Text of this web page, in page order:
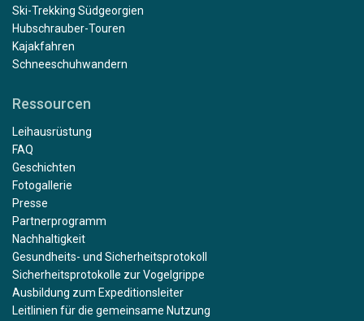
Ski-Trekking Südgeorgien
Hubschrauber-Touren
Kajakfahren
Schneeschuhwandern
Ressourcen
Leihausrüstung
FAQ
Geschichten
Fotogallerie
Presse
Partnerprogramm
Nachhaltigkeit
Gesundheits- und Sicherheitsprotokoll
Sicherheitsprotokolle zur Vogelgrippe
Ausbildung zum Expeditionsleiter
Leitlinien für die gemeinsame Nutzung